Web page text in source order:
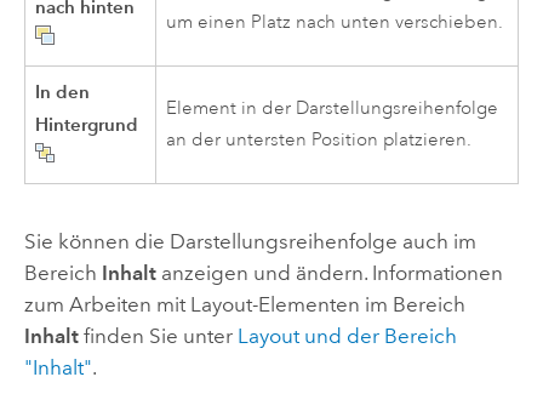
nach hinten
um einen Platz nach unten verschieben.
In den
Hintergrund
Element in der Darstellungsreihenfolge
an der untersten Position platzieren.
Sie können die Darstellungsreihenfolge auch im
Bereich Inhaltanzeigen und ändern. Informationen
zum Arbeiten mit Layout-Elementen im Bereich
Inhaltfinden Sie unter Layout und der Bereich
"Inhalt".